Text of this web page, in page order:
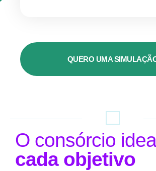
QUERO UMA
O consórcio
cada objetivo